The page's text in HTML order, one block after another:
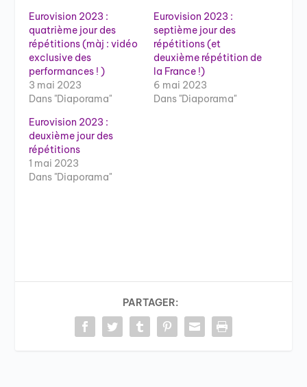
Eurovision 2023 :
quatrième jour des
répétitions (màj : vidéo
exclusive des
performances ! )
3 mai 2023
Dans "Diaporama"
Eurovision 2023 :
septième jour des
répétitions (et
deuxième répétition de
la France !)
6 mai 2023
Dans "Diaporama"
Eurovision 2023 :
deuxième jour des
répétitions
1 mai 2023
Dans "Diaporama"
PARTAGER: